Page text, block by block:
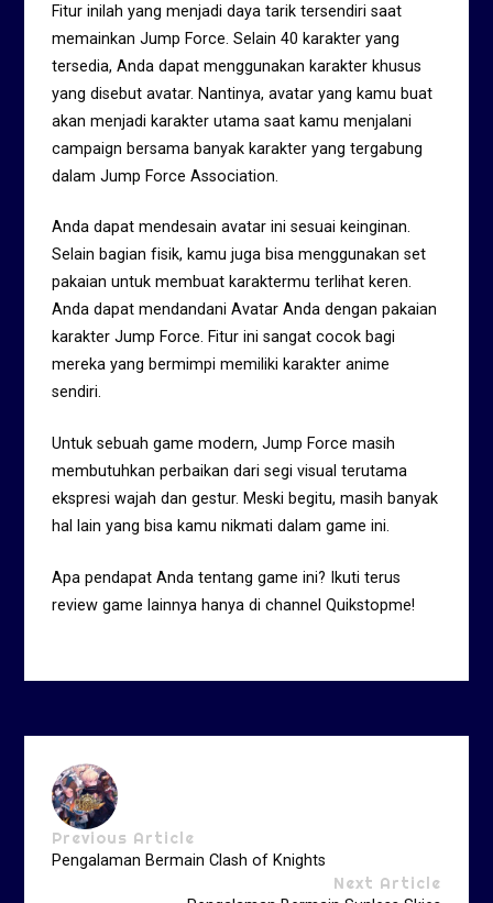
Fitur inilah yang menjadi daya tarik tersendiri saat
memainkan Jump Force. Selain 40 karakter yang
tersedia, Anda dapat menggunakan karakter khusus
yang disebut avatar. Nantinya, avatar yang kamu buat
akan menjadi karakter utama saat kamu menjalani
campaign bersama banyak karakter yang tergabung
dalam Jump Force Association.
Anda dapat mendesain avatar ini sesuai keinginan.
Selain bagian fisik, kamu juga bisa menggunakan set
pakaian untuk membuat karaktermu terlihat keren.
Anda dapat mendandani Avatar Anda dengan pakaian
karakter Jump Force. Fitur ini sangat cocok bagi
mereka yang bermimpi memiliki karakter anime
sendiri.
Untuk sebuah game modern, Jump Force masih
membutuhkan perbaikan dari segi visual terutama
ekspresi wajah dan gestur. Meski begitu, masih banyak
hal lain yang bisa kamu nikmati dalam game ini.
Apa pendapat Anda tentang game ini? Ikuti terus
review game lainnya hanya di channel Quikstopme!
Previous Article
Pengalaman Bermain Clash of Knights
Next Article